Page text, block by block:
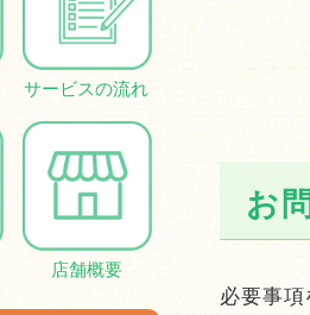
お
必要事
サービスの流れ
店舗概要